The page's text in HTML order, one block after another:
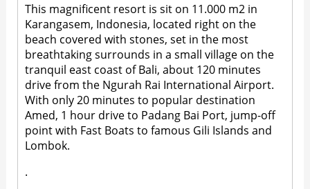
This magnificent resort is sit on 11.000 m2 in
Karangasem, Indonesia, located right on the
beach covered with stones, set in the most
breathtaking surrounds in a small village on the
tranquil east coast of Bali, about 120 minutes
drive from the Ngurah Rai International Airport.
With only 20 minutes to popular destination
Amed, 1 hour drive to Padang Bai Port, jump-off
point with Fast Boats to famous Gili Islands and
Lombok.
.